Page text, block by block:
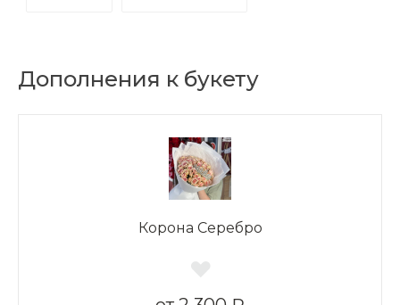
Дополнения к букету
Корона Серебро